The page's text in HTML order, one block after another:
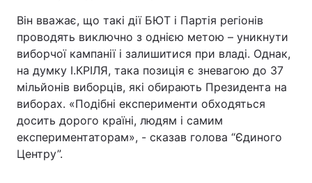
Він вважає, що такі дії БЮТ і Партія регіонів
проводять виключно з однією метою – уникнути
виборчої кампанії і залишитися при владі. Однак,
на думку І.КРІЛЯ, така позиція є зневагою до 37
мільйонів виборців, які обирають Президента на
виборах. «Подібні експерименти обходяться
досить дорого країні, людям і самим
експериментаторам», - сказав голова “Єдиного
Центру”.